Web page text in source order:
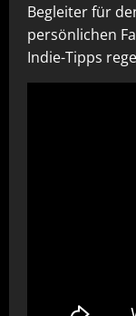
Begleiter für
persönlichen
Indie-Tipps